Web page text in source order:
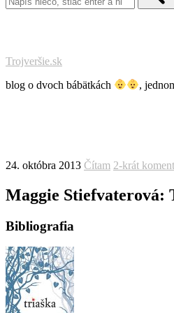
Trojveršie.sk
blog o dvoch bábätkách ,
24. októbra 2013 Čítam 2-krát
Maggie Stiefvaterová:
Bibliografia